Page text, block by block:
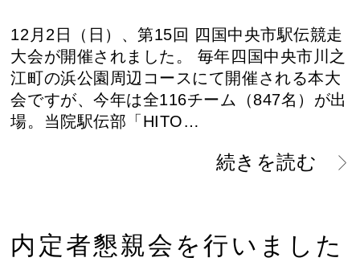
12月2日（日）、第15回 四国中央市駅伝競走
大会が開催されました。 毎年四国中央市川之
江町の浜公園周辺コースにて開催される本大
会ですが、今年は全116チーム（847名）が出
場。当院駅伝部「HITO…
続きを読む
内定者懇親会を行いました